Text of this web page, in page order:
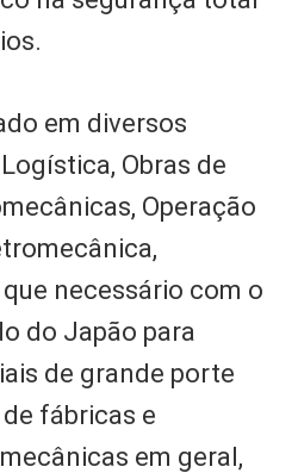
em diversos
Obras de
Operação
necessário com o
do Japão para
de grande porte
fábricas e
em geral,